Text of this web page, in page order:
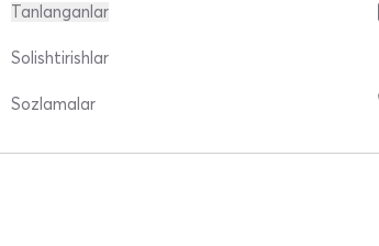
Tanlanganlar
Solishtirishlar
Sozlamalar